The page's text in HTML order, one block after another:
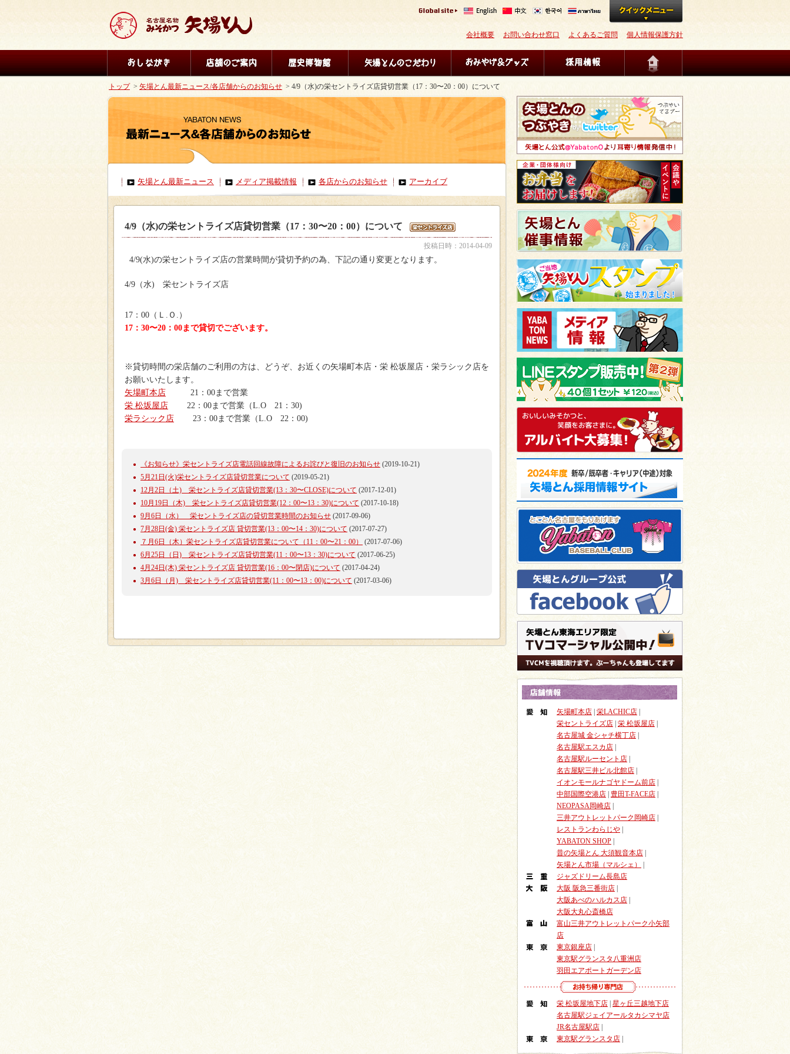
会社概要 お問い合わせ窓口 よくあるご質問 個人情報保護方針
トップ> 矢場とん最新ニュース/各店舗からのお知らせ > 4/9（水)の栄セントライズ店貸切営業（17：30〜20：00）について
矢場とん最新ニュース メディア掲載情報 各店からのお知らせ アーカイブ
4/9（水)の栄セントライズ店貸切営業（17：30〜20：00）について
投稿日時：2014-04-09
4/9(水)の栄セントライズ店の営業時間が貸切予約の為、下記の通り変更となります。
4/9（水) 栄セントライズ店
17：00（Ｌ.Ｏ.）
17：30〜20：00まで貸切でございます。
※貸切時間の栄店舗のご利用の方は、どうぞ、お近くの矢場町本店・栄 松坂屋店・栄ラシック店を
お願いいたします。
矢場町本店 21：00まで営業
栄 松坂屋店 22：00まで営業（L.O 21：30)
栄ラシック店 23：00まで営業（L.O 22：00)
《お知らせ》栄セントライズ店電話回線故障によるお詫びと復旧のお知らせ (2019-10-21)
5月21日(火)栄セントライズ店貸切営業について (2019-05-21)
12月2日（土) 栄セントライズ店貸切営業(13：30〜CLOSE)について (2017-12-01)
10月19日（木) 栄セントライズ店貸切営業(12：00〜13：30)について (2017-10-18)
9月6日（水） 栄セントライズ店の貸切営業時間のお知らせ (2017-09-06)
7月28日(金) 栄セントライズ店 貸切営業(13：00〜14：30)について (2017-07-27)
７月6日（木）栄セントライズ店貸切営業について（11：00〜21：00）
(2017-07-06)
6月25日（日) 栄セントライズ店貸切営業(11：00〜13：30)について (2017-06-25)
4月24日(木) 栄セントライズ店 貸切営業(16：00〜閉店)について (2017-04-24)
3月6日（月) 栄セントライズ店貸切営業(11：00〜13：00)について (2017-03-06)
矢場町本店 栄LACHIC店
栄セントライズ店 栄 松坂屋店
名古屋城 金シャチ横丁店
名古屋駅エスカ店
名古屋駅ルーセント店
名古屋駅三井ビル北館店
イオンモールナゴヤドーム前店
中部国際空港店
豊田T-FACE店
NEOPASA岡崎店
三井アウトレットパーク岡崎店
レストランわらじや
YABATON SHOP
昔の矢場とん 大須観音本店
矢場とん市場（マルシェ）
ジャズドリーム長島店
大阪 阪急三番街店
大阪あべのハルカス店
大阪大丸心斎橋店
富山三井アウトレットパーク小矢部
店
東京銀座店
東京駅グランスタ八重洲店
羽田エアポートガーデン店
栄 松坂屋地下店 星ヶ丘三越地下店
名古屋駅ジェイアールタカシマヤ店
JR名古屋駅店
東京駅グランスタ店